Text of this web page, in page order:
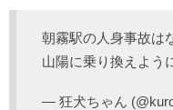
朝霧駅の人身事故は
山陽に乗り換えよう
— 狂犬ちゃん